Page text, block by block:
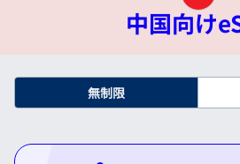
中国向け
無制限